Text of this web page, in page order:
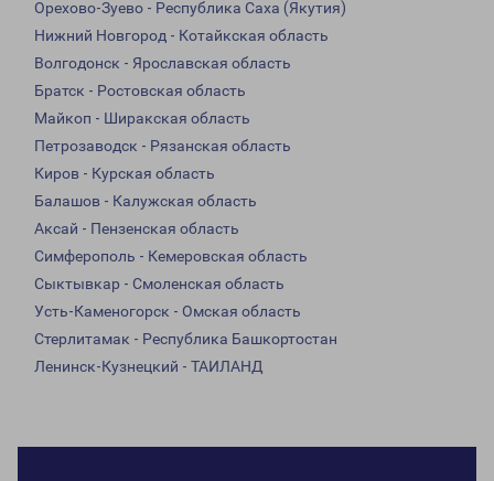
Орехово-Зуево - Республика Саха (Якутия)
Нижний Новгород - Котайкская область
Волгодонск - Ярославская область
Братск - Ростовская область
Майкоп - Ширакская область
Петрозаводск - Рязанская область
Киров - Курская область
Балашов - Калужская область
Аксай - Пензенская область
Симферополь - Кемеровская область
Сыктывкар - Смоленская область
Усть-Каменогорск - Омская область
Стерлитамак - Республика Башкортостан
Ленинск-Кузнецкий - ТАИЛАНД